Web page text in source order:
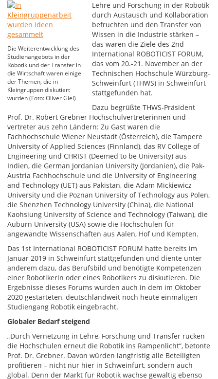
Die Weiterentwicklung des
Studienangebots in der
Robotik und der Transfer in
die Wirtschaft waren einige
der Themen, die in
Kleingruppen diskutiert
wurden (Foto: Oliver Giel)
Lehre und Forschung in der Robotik
durch Austausch und Kollaboration
befruchten und den Transfer von
Wissen in die Industrie stärken –
das waren die Ziele des 2nd
International ROBOTICIST FORUM,
das vom 20.-21. November an der
Technischen Hochschule Würzburg-
Schweinfurt (THWS) in Schweinfurt
stattgefunden hat.
Dazu begrüßte THWS-Präsident
Prof. Dr. Robert Grebner Hochschulvertreterinnen und -
vertreter aus zehn Ländern: Zu Gast waren die
Fachhochschule Wiener Neustadt (Österreich), die Tampere
University of Applied Sciences (Finnland), das RV College of
Engineering und CHRIST (Deemed to be University) aus
Indien, die German Jordanian University (Jordanien), die Pak-
Austria Fachhochschule und die University of Engineering
and Technology (UET) aus Pakistan, die Adam Mickiewicz
University und die Poznan University of Technology aus Polen,
die Shenzhen Technology University (China), die National
Kaohsiung University of Science and Technology (Taiwan), die
Auburn University (USA) sowie die Hochschulen für
angewandte Wissenschaften aus Aalen, Hof und Kempten.
Das 1st International ROBOTICIST FORUM hatte bereits im
Januar 2019 in Schweinfurt stattgefunden und diente unter
anderem dazu, das Berufsbild und benötigte Kompetenzen
einer Robotikerin oder eines Robotikers zu diskutieren. Die
Ergebnisse dieses Forums wurden auch in dem im Oktober
2020 gestarteten, deutschlandweit noch heute einmaligen
Studiengang Robotik eingebracht.
Globaler Bedarf steigend
„Durch Vernetzung in Lehre, Forschung und Transfer rücken
die Hochschulen erneut die Robotik ins Rampenlicht“, betonte
Prof. Dr. Grebner. Davon würden langfristig alle Beteiligten
profitieren – nicht nur hier in Schweinfurt, sondern auch
global. Denn der Markt für Robotik wachse gewaltig ebenso